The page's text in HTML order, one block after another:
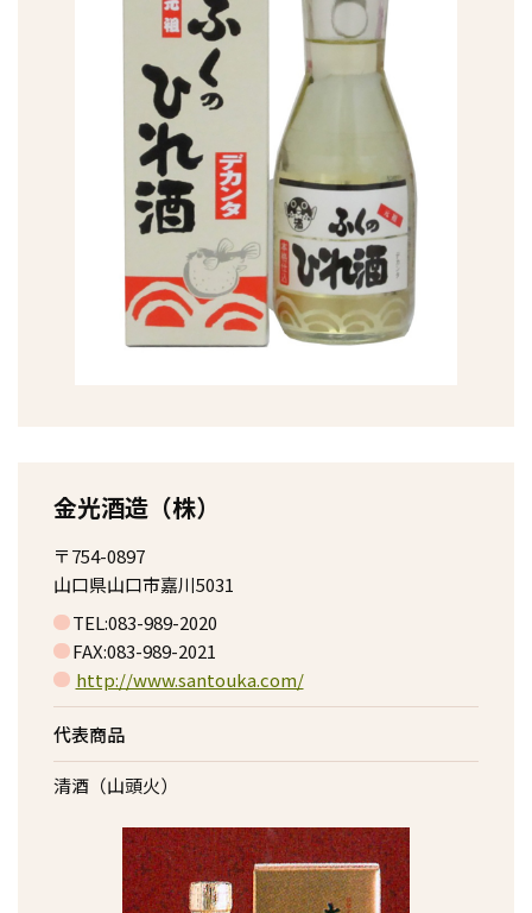
金光酒造（株）
〒754-0897
山口県山口市嘉川5031
TEL:083-989-2020
FAX:083-989-2021
http://www.santouka.com/
代表商品
清酒（山頭火）